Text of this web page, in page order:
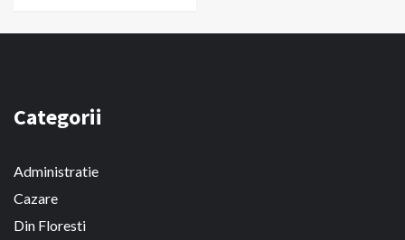
Categorii
Administratie
Cazare
Din Floresti